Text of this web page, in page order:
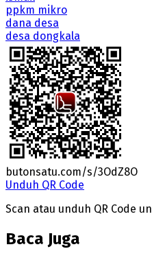
ppkm mikro
dana desa
desa dongkala
butonsatu.com/s/3OdZ8O
Unduh QR Code
Scan atau unduh QR Code
Baca Juga